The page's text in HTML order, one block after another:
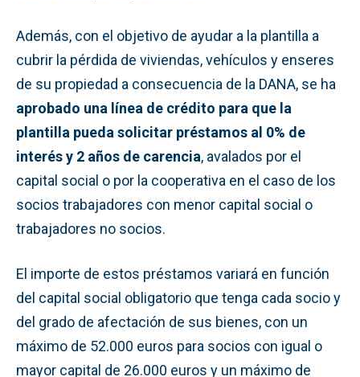
Además, con el objetivo de ayudar a la plantilla a
cubrir la pérdida de viviendas, vehículos y enseres
de su propiedad a consecuencia de la DANA, se ha
aprobado una línea de crédito para que la
plantilla pueda solicitar préstamos al 0% de
interés y 2 años de carencia, avalados por el
capital social o por la cooperativa en el caso de los
socios trabajadores con menor capital social o
trabajadores no socios.
El importe de estos préstamos variará en función
del capital social obligatorio que tenga cada socio y
del grado de afectación de sus bienes, con un
máximo de 52.000 euros para socios con igual o
mayor capital de 26.000 euros y un máximo de